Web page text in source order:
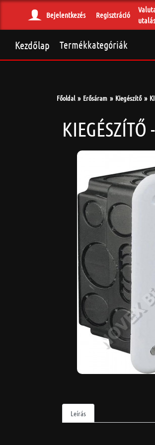
Bejelentkezés Regisztráció
Termékkategóriák
Kezdőlap
Főoldal Erősáram Kiegészítő
Leírás